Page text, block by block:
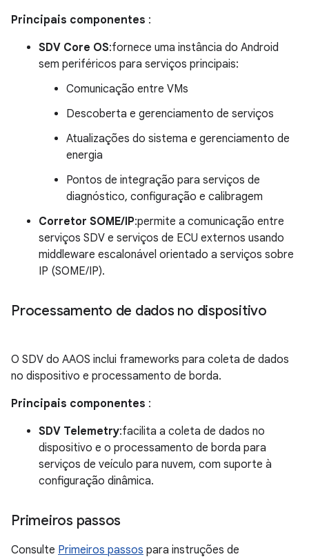
Principais componentes :
SDV Core OS:fornece uma instância do Android
sem periféricos para serviços principais:
Comunicação entre VMs
Descoberta e gerenciamento de serviços
Atualizações do sistema e gerenciamento de
energia
Pontos de integração para serviços de
diagnóstico, configuração e calibragem
Corretor SOME/IP:permite a comunicação entre
serviços SDV e serviços de ECU externos usando
middleware escalonável orientado a serviços sobre
IP (SOME/IP).
Processamento de dados no dispositivo
O SDV do AAOS inclui frameworks para coleta de dados
no dispositivo e processamento de borda.
Principais componentes :
SDV Telemetry:facilita a coleta de dados no
dispositivo e o processamento de borda para
serviços de veículo para nuvem, com suporte à
configuração dinâmica.
Primeiros passos
Consulte Primeiros passos para instruções de